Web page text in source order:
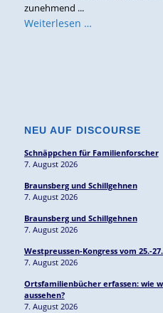
zunehmend ...
Weiterlesen …
NEU AUF DISCOURSE
Schnäppchen für Familienforscher
7. August 2026
Braunsberg und Schillgehnen
7. August 2026
Braunsberg und Schillgehnen
7. August 2026
Westpreussen-Kongress vom 25.-
7. August 2026
Ortsfamilienbücher erfassen: wie
aussehen?
7. August 2026